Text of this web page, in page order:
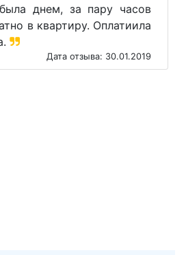
днем, за пару часов
в квартиру. Оплатиила
Дата отзыва: 30.01.2019